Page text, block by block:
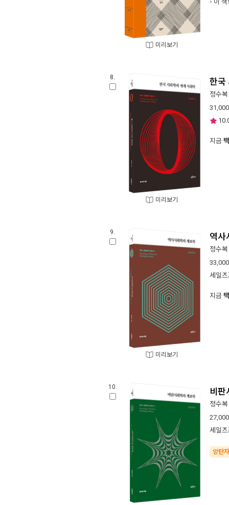
미리보기
이
8.
미리보기
한국
정수복
31,000
지금
9.
미리보기
역사
정수복
33,000
세일
지금
10. 비판
정수복
27,000
세일
양탄